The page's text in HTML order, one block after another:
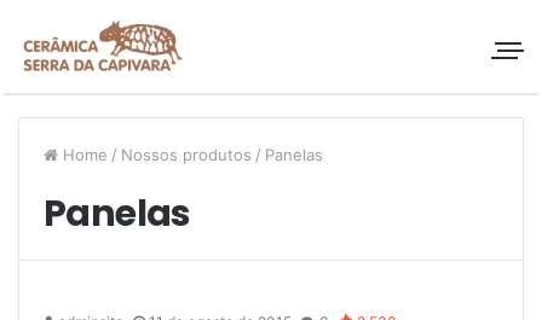
Home / Nossos produtos / Panelas
Panelas